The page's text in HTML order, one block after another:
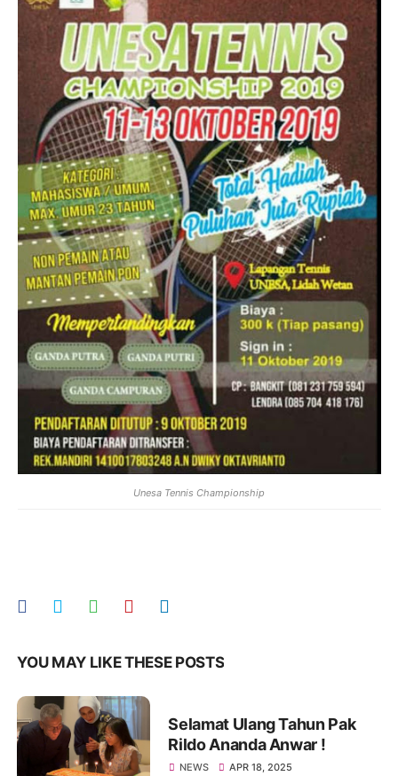
Unesa Tennis Championship
YOU MAY LIKE THESE POSTS
Selamat Ulang Tahun Pak
Rildo Ananda Anwar !
NEWS APR 18, 2025